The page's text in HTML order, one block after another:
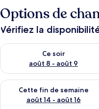
Options de
Vérifiez la
Ce soir
août 8 - août 9
Vérifier la disponibilité pour
Cette fin de semaine
août 14 - août 16
Vérifier la disponibilité